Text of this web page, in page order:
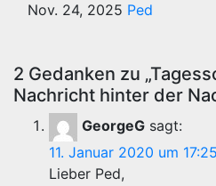
Nov. 24, 2025 Ped
2 Gedanken zu
Nachricht hinter der
GeorgeG sagt:
11. Januar 2020 um
Lieber Ped,